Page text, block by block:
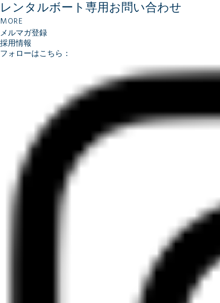
レンタルボート専用 お問い合わせ
MORE
メルマガ登録
採用情報
フォローはこちら：